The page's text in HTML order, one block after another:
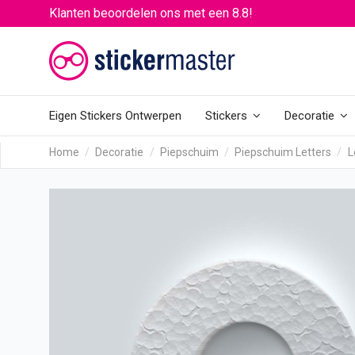
Klanten beoordelen ons met een 8.8!
Eigen Stickers Ontwerpen Stickers Decoratie
Home Decoratie Piepschuim Piepschuim Letters